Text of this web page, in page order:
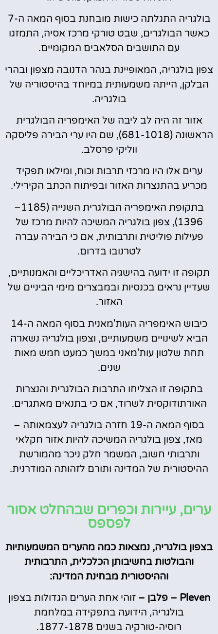
בולגריה התגלתה כישות מובחנת בסוף המאה ה-7
כאשר הבולגרים, שבט טורקי מרכז אסיה, התמזגו
עם התושבים הסלאבים המקומיים.
צפון בולגריה, המאופיינת בנהר הדנובה מצפון ובהרי
הבלקן, הייתה משמעותית במיוחד בהיסטוריה של
בולגריה.
אזור זה היה לב ליבה של האימפריה הבולגרית
הראשונה (681-1018), שם היו ערי הבירה פליסקה
ווליקי פרסלב.
ערים אלו היו מרכזי תרבות וכוח, ומילאו תפקיד
מכריע בהתנצרות האזור ובפיתוח הכתב הקירילי.
בתקופת האימפריה הבולגרית השנייה (1185–
1396), צפון בולגריה המשיכה להיות מרכז של
פעילות פוליטית ותרבותית, אם כי הבירה עברה
לטרנובו בדרום.
תקופה זו ידועה בהישגיה האדריכליים והאמנותיים,
שעדיין נראים בכנסיות ובמבצרים מימי הביניים של
האזור.
כיבוש האימפריה העות'מאנית בסוף המאה ה-14
הביא לשינויים משמעותיים, וצפון בולגריה נשארה
תחת שלטון עות'מאני במשך כמעט חמש מאות
שנים.
בתקופה זו הצליחו התרבות הבולגרית והנצרות
האורתודוקסית לשרוד, אם כי בתנאים מאתגרים.
בסוף המאה ה-19 חזרה בולגריה לעצמאותה –
מאז, צפון בולגריה המשיכה להיות אזור חקלאי
ותרבותי חשוב, המשמר חלק ניכר מהמורשת
ההיסטורית של המדינה ותורם לזהותה המודרנית.
ערים, עיירות וכפרים שבהחלט אסור
לפספס
בצפון בולגריה, נמצאות כמה מהערים המשמעותיות
והבולטות בחשיבותן הכלכלית, התרבותית
וההיסטורית מבחינת המדינה:
Pleven – פלבן –
זוהי אחת הערים הגדולות בצפון
בולגריה, הידועה בתפקידה במלחמת
רוסיה-טורקיה בשנים 1877-1878.